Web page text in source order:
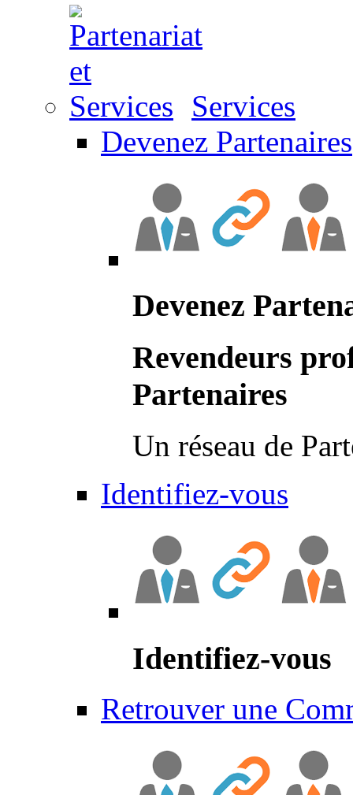
Services
Devenez Partenaires
Devenez
Revendeurs
Partenaires
Un réseau de
Identifiez-vous
Identifiez-vous
Retrouver une